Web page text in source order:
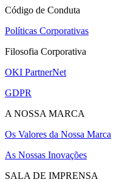
Código de Conduta
Políticas Corporativas
Filosofia Corporativa
OKI PartnerNet
GDPR
A NOSSA MARCA
Os Valores da Nossa Marca
As Nossas Inovações
SALA DE IMPRENSA